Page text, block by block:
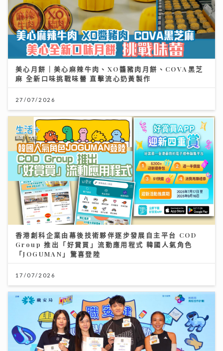
美心月餅｜美心麻辣牛肉、XO醬豬肉月餅、COVA黑芝
麻 全新口味挑戰味蕾 直擊流心奶黃製作
27/07/2026
香港創科企業由幕後技術夥伴逐步發展自主平台 COD
Group 推出「好賞買」流動應用程式 韓國人氣角色
「JOGUMAN」驚喜登陸
17/07/2026